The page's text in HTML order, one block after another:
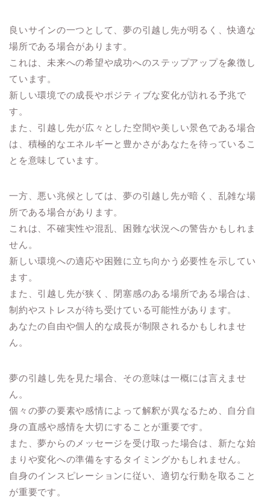
良いサインの一つとして、夢の引越し先が明るく、快適な
場所である場合があります。
これは、未来への希望や成功へのステップアップを象徴し
ています。
新しい環境での成長やポジティブな変化が訪れる予兆で
す。
また、引越し先が広々とした空間や美しい景色である場合
は、積極的なエネルギーと豊かさがあなたを待っているこ
とを意味しています。
一方、悪い兆候としては、夢の引越し先が暗く、乱雑な場
所である場合があります。
これは、不確実性や混乱、困難な状況への警告かもしれま
せん。
新しい環境への適応や困難に立ち向かう必要性を示してい
ます。
また、引越し先が狭く、閉塞感のある場所である場合は、
制約やストレスが待ち受けている可能性があります。
あなたの自由や個人的な成長が制限されるかもしれませ
ん。
夢の引越し先を見た場合、その意味は一概には言えませ
ん。
個々の夢の要素や感情によって解釈が異なるため、自分自
身の直感や感情を大切にすることが重要です。
また、夢からのメッセージを受け取った場合は、新たな始
まりや変化への準備をするタイミングかもしれません。
自身のインスピレーションに従い、適切な行動を取ること
が重要です。